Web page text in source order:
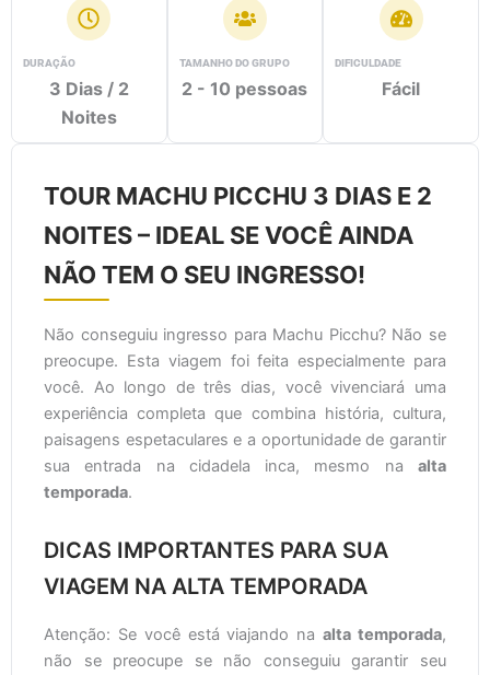
DURAÇÃO
3 Dias / 2
Noites
TAMANHO DO GRUPO
2 - 10 pessoas
DIFICULDADE
Fácil
TOUR MACHU PICCHU 3 DIAS E 2
NOITES – IDEAL SE VOCÊ AINDA
NÃO TEM O SEU INGRESSO!
Não conseguiu ingresso para Machu Picchu? Não se
preocupe. Esta viagem foi feita especialmente para
você. Ao longo de três dias, você vivenciará uma
experiência completa que combina história, cultura,
paisagens espetaculares e a oportunidade de garantir
sua entrada na cidadela inca, mesmo na alta
temporada.
DICAS IMPORTANTES PARA SUA
VIAGEM NA ALTA TEMPORADA
Atenção: Se você está viajando naalta temporada,
não se preocupe se não conseguiu garantir seu